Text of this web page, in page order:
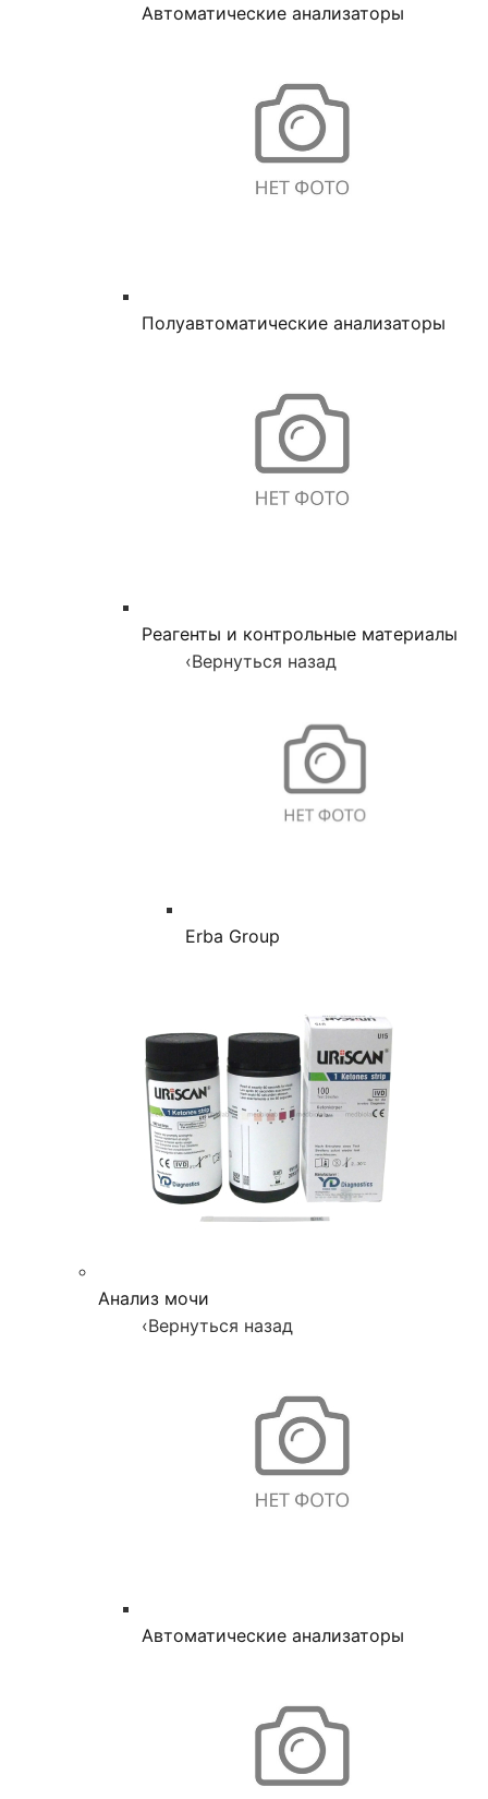
Автоматические анализаторы
Полуавтоматические анализаторы
Реагенты и контрольные материалы
‹Вернуться назад
Erba Group
Анализ мочи
‹Вернуться назад
Автоматические анализаторы